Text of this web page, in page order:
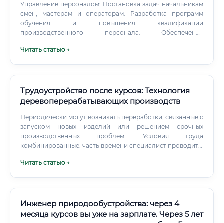
проектирование лесовозных дорог и трелёвочных
волоков Это не абстрактные задачи. Лесной инженер,
который работает в лесозаготовительной компании,
каждый день решает конкретные вопросы: какой делянке
вывезти древесину с минимальным ущербом для почвы.
Управление персоналом: Постановка задач начальникам
смен, мастерам и операторам. Разработка программ
обучения и повышения квалификации
производственного персонала. Обеспечение
норм охраны труда, промышленной безопасности и
Читать статью →
Трудоустройство после курсов: Технология
деревоперерабатывающих производств
Периодически могут возникать переработки, связанные с
запуском новых изделий или решением срочных
производственных проблем. Условия труда
комбинированные: часть времени специалист проводит в
программами, а другую часть — непосредственно в
Читать статью →
Инженер природообустройства: через 4
месяца курсов вы уже на зарплате. Через 5 лет